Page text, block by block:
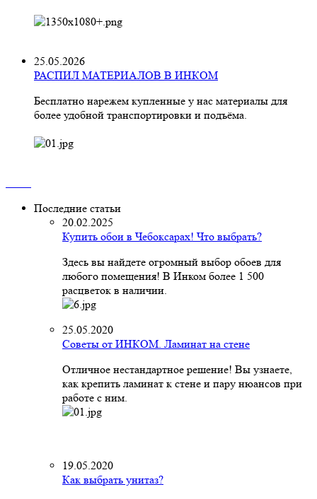
25.05.2026
РАСПИЛ МАТЕРИАЛОВ В ИНКОМ
Бесплатно нарежем купленные у нас материалы для
более удобной транспортировки и подъёма.
Последние статьи
20.02.2025
Купить обои в Чебоксарах! Что выбрать?
Здесь вы найдете огромный выбор обоев для
любого помещения! В Инком более 1 500
расцветок в наличии.
25.05.2020
Советы от ИНКОМ. Ламинат на стене
Отличное нестандартное решение! Вы узнаете,
как крепить ламинат к стене и пару нюансов при
работе с ним.
19.05.2020
Как выбрать унитаз?